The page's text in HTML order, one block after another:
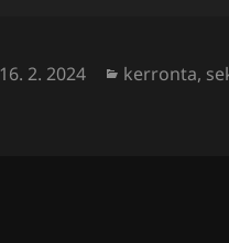
Julkaistu
16. 2. 2024 Kategoriat
kerronta,